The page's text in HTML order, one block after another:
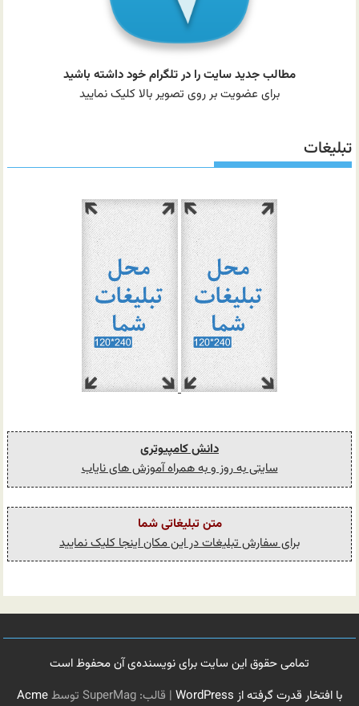
مطالب جدید سایت را در تلگرام خود داشته باشید
برای عضویت بر روی تصویر بالا کلیک نمایید
تبلیغات
دانش کامپیوتری
سایتی به روز و به همراه آموزش های نایاب
متن تبلیغاتی شما
برای سفارش تبلیغات در این مکان اینجا کلیک نمایید
تمامی حقوق این سایت برای نویسنده‌ی آن محفوظ است
با افتخار قدرت گرفته از WordPress
| قالب: SuperMag توسط Acme